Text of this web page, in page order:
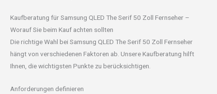
Kaufberatung für Samsung QLED The Serif 50 Zoll Fernseher –
Worauf Sie beim Kauf achten sollten
Die richtige Wahl bei Samsung QLED The Serif 50 Zoll Fernseher
hängt von verschiedenen Faktoren ab. Unsere Kaufberatung hilft
Ihnen, die wichtigsten Punkte zu berücksichtigen.
Anforderungen definieren